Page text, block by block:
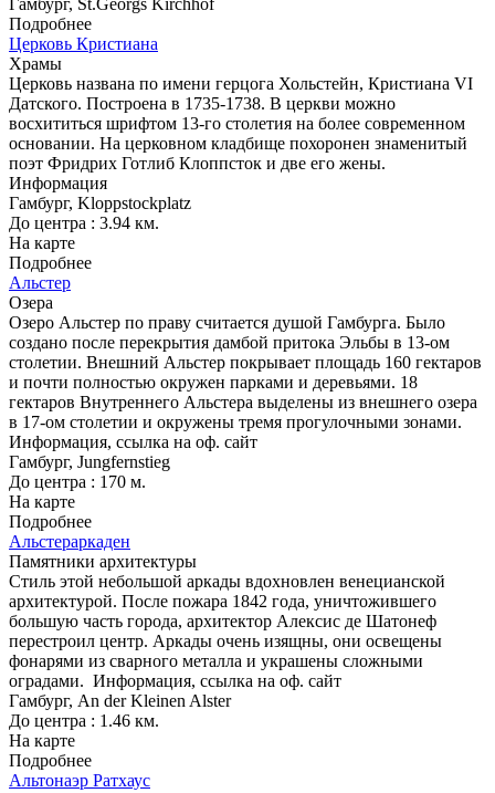
Подробнее
Церковь Кристиана
Храмы
Церковь названа по имени герцога Хольстейн, Кристиана VI
Датского. Построена в 1735-1738. В церкви можно
восхититься шрифтом 13-го столетия на более современном
основании. На церковном кладбище похоронен знаменитый
поэт Фридрих Готлиб Клоппсток и две его жены.
Информация
Гамбург, Kloppstockplatz
До центра : 3.94 км.
На карте
Подробнее
Альстер
Озера
Озеро Альстер по праву считается душой Гамбурга. Было
создано после перекрытия дамбой притока Эльбы в 13-ом
столетии. Внешний Альстер покрывает площадь 160 гектаров
и почти полностью окружен парками и деревьями. 18
гектаров Внутреннего Альстера выделены из внешнего озера
в 17-ом столетии и окружены тремя прогулочными зонами.
Информация, ссылка на оф. сайт
Гамбург, Jungfernstieg
До центра : 170 м.
На карте
Подробнее
Альстераркаден
Памятники архитектуры
Стиль этой небольшой аркады вдохновлен венецианской
архитектурой. После пожара 1842 года, уничтожившего
большую часть города, архитектор Алексис де Шатонеф
перестроил центр. Аркады очень изящны, они освещены
фонарями из сварного металла и украшены сложными
оградами. Информация, ссылка на оф. сайт
Гамбург, An der Kleinen Alster
До центра : 1.46 км.
На карте
Подробнее
Альтонаэр Ратхаус